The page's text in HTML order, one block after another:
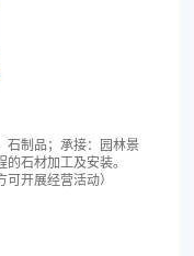
石制品；承接：园林景
石材加工及安装。
可开展经营活动）